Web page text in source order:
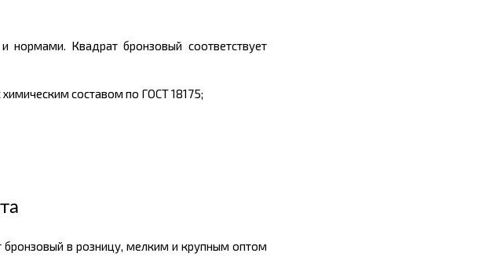
нормами. Квадрат бронзовый соответствует
составом по ГОСТ 18175;
бронзовый в розницу, мелким и крупным оптом